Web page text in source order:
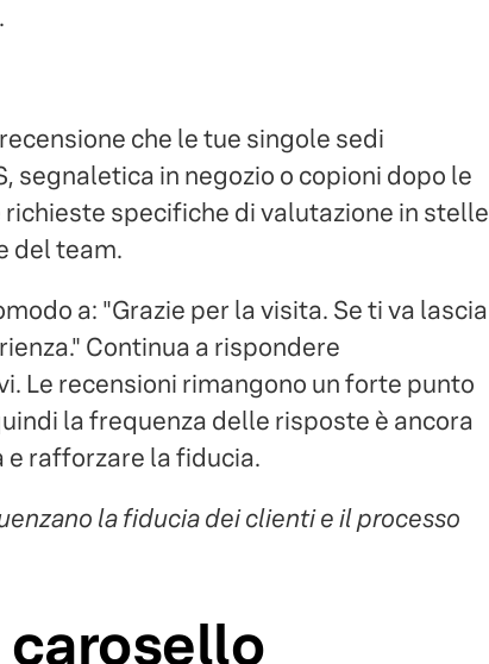
che le tue singole sedi
segnaletica in negozio o copioni dopo le
specifiche di valutazione in stelle
del team.
a: "Grazie per la visita. Se ti va lascia
Continua a rispondere
Le recensioni rimangono un forte punto
la frequenza delle risposte è ancora
rafforzare la fiducia.
la fiducia dei clienti e il processo
carosello